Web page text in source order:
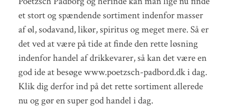
et stort og spændende sortiment indenfor masser
af øl, sodavand, likør, spiritus og meget mere. Så er
det ved at være på tide at finde den rette løsning
indenfor handel af drikkevarer, så kan det være en
god ide at besøge www.poetzsch-padbord.dk i dag.
Klik dig derfor ind på det rette sortiment allerede
nu og gør en super god handel i dag.